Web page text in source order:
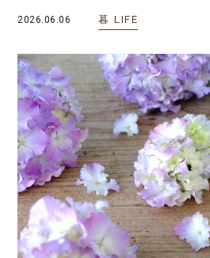
2026.06.06 暮 LIFE